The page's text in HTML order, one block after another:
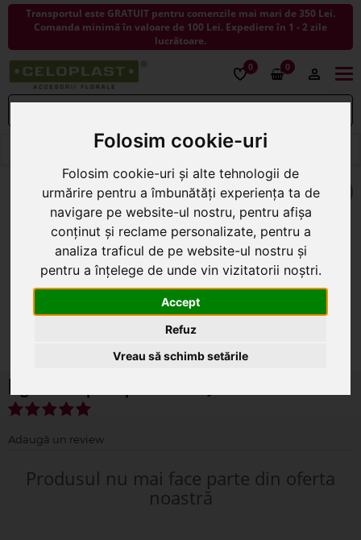
Folosim cookie-uri
Folosim cookie-uri și alte tehnologii de
urmărire pentru a îmbunătăți experiența ta de
navigare pe website-ul nostru, pentru afișa
conținut și reclame personalizate, pentru a
analiza traficul de pe website-ul nostru și
pentru a înțelege de unde vin vizitatorii noștri.
Accept
Refuz
Vreau să schimb setările
Transportul este GRATUIT pentru comenzile mai mari de 350 Lei.
Comanda minimă în valoare de 100 Lei. Expediere în 1 - 2 zile
lucrătoare.
0 0
< ÎNAPOI LA PRODUSE CRACIUN 2025
Figurina copilas pentru aranjamente florale
Produsul nu mai face parte din oferta
noastră